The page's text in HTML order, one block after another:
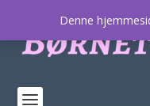
Denne